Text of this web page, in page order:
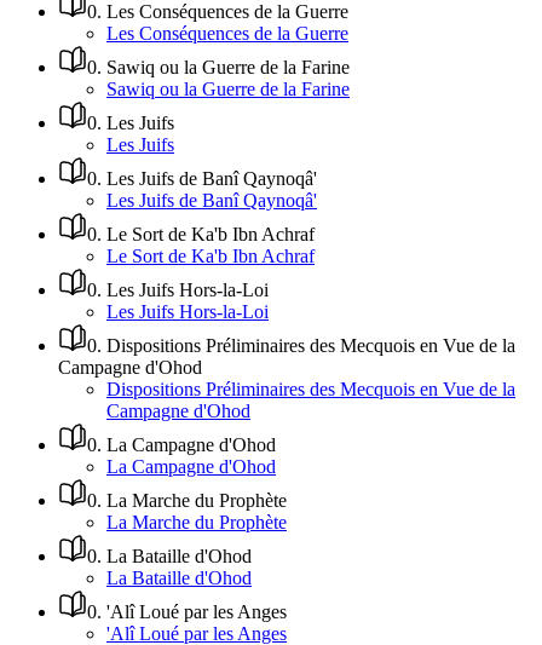
0. Les Conséquences de la Guerre
Les Conséquences de la Guerre
0. Sawiq ou la Guerre de la Farine
Sawiq ou la Guerre de la Farine
0. Les Juifs
Les Juifs
0. Les Juifs de Banî Qaynoqâ'
Les Juifs de Banî Qaynoqâ'
0. Le Sort de Ka'b Ibn Achraf
Le Sort de Ka'b Ibn Achraf
0. Les Juifs Hors-la-Loi
Les Juifs Hors-la-Loi
0. Dispositions Préliminaires des Mecquois en Vue de la
Campagne d'Ohod
Dispositions Préliminaires des Mecquois en Vue de la
Campagne d'Ohod
0. La Campagne d'Ohod
La Campagne d'Ohod
0. La Marche du Prophète
La Marche du Prophète
0. La Bataille d'Ohod
La Bataille d'Ohod
0. 'Alî Loué par les Anges
'Alî Loué par les Anges